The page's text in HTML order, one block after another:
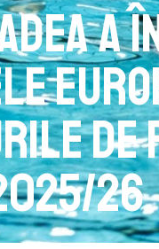
de
26